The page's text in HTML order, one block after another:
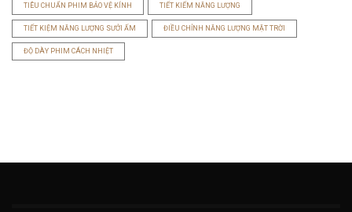
TIÊU CHUẨN PHIM BẢO VỆ KÍNH TIẾT KIẾM NĂNG LƯỢNG
TIẾT KIỆM NĂNG LƯỢNG SƯỞI ẤM ĐIỀU CHỈNH NĂNG LƯỢNG MẶT TRỜI
ĐỘ DÀY PHIM CÁCH NHIỆT